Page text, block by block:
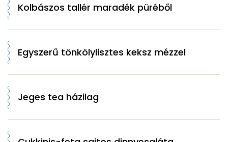
Kolbászos tallér maradék püréből
Egyszerű tönkölylisztes keksz mézzel
Jeges tea házilag